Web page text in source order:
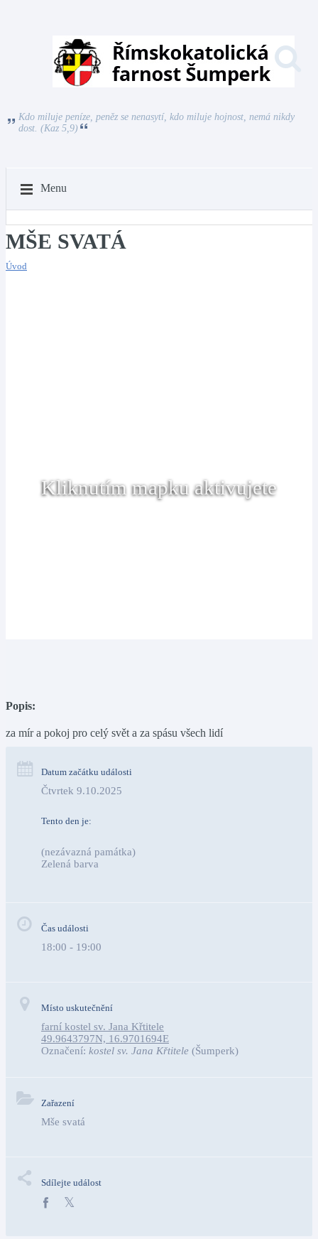
Kdo miluje peníze, peněz se nenasytí, kdo miluje hojnost, nemá nikdy
dost. (Kaz 5,9)
Menu
MŠE SVATÁ
Úvod
Kliknutím mapku aktivujete
Popis:
za mír a pokoj pro celý svět a za spásu všech lidí
Datum začátku události
Čtvrtek 9.10.2025
Tento den je:
(nezávazná památka)
Zelená barva
Čas události
18:00 - 19:00
Místo uskutečnění
farní kostel sv. Jana Křtitele
49.9643797N, 16.9701694E
Označení: kostel sv. Jana Křtitele (Šumperk)
Zařazení
Mše svatá
Sdílejte událost